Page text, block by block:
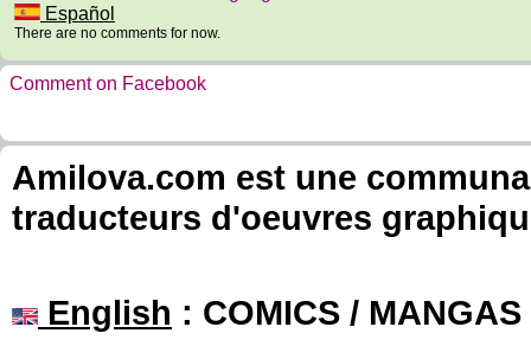
Español
There are no comments for now.
Comment on Facebook
Amilova.com est une
traducteurs d'oeuvres
English : COMICS /